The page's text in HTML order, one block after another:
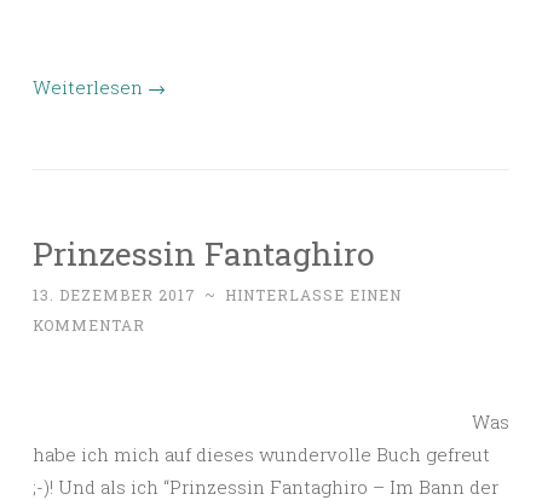
Weiterlesen →
Prinzessin Fantaghiro
13. DEZEMBER 2017 ~
HINTERLASSE EINEN
KOMMENTAR
Was
habe ich mich auf dieses wundervolle Buch gefreut
;-)! Und als ich “Prinzessin Fantaghiro – Im Bann der